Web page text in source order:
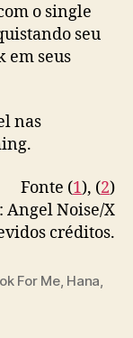
e
,
“
n
’
o
k
o
o single
seu
em seus
nas
Fonte (1), (2)
Angel Noise/X
créditos.
For Me, Hana,